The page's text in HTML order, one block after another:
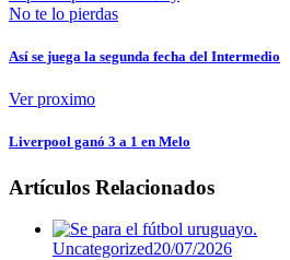
No te lo pierdas
Así se juega la segunda fecha del Intermedio
Ver proximo
Liverpool ganó 3 a 1 en Melo
Artículos Relacionados
Uncategorized20/07/2026